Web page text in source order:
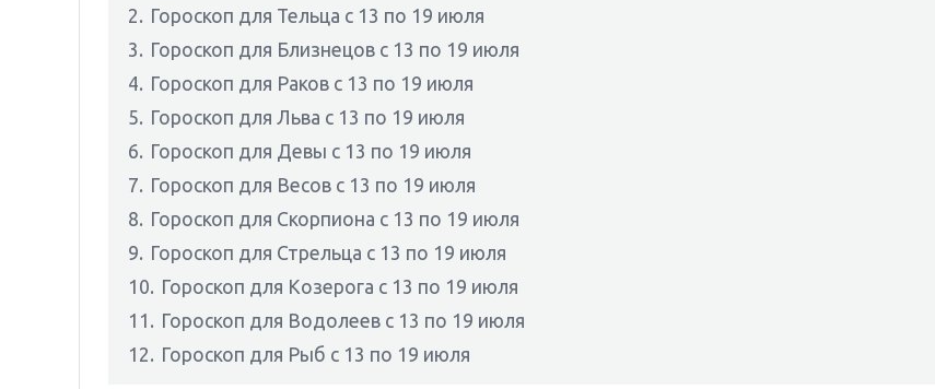
2. Гороскоп для Тельца с 13 по 19 июля
3. Гороскоп для Близнецов с 13 по 19 июля
4. Гороскоп для Раков с 13 по 19 июля
5. Гороскоп для Льва с 13 по 19 июля
6. Гороскоп для Девы с 13 по 19 июля
7. Гороскоп для Весов с 13 по 19 июля
8. Гороскоп для Скорпиона с 13 по 19 июля
9. Гороскоп для Стрельца с 13 по 19 июля
10. Гороскоп для Козерога с 13 по 19 июля
11. Гороскоп для Водолеев с 13 по 19 июля
12. Гороскоп для Рыб с 13 по 19 июля